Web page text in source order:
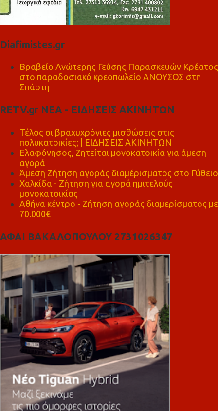
Diafimistes.gr
Βραβείο Ανώτερης Γεύσης Παρασκευών Κρέατος
στο παραδοσιακό κρεοπωλείο ΑΝΟΥΣΟΣ στη
Σπάρτη
RETV.gr ΝΕΑ - ΕΙΔΗΣΕΙΣ ΑΚΙΝΗΤΩΝ
Τέλος οι βραχυχρόνιες μισθώσεις στις
πολυκατοικίες; | ΕΙΔΗΣΕΙΣ ΑΚΙΝΗΤΩΝ
Ελαφόνησος, Ζητείται μονοκατοικία για άμεση
αγορά
Άμεση Ζήτηση αγοράς διαμέρισματος στο Γύθειο
Χαλκίδα - Ζήτηση για αγορά ημιτελούς
μονοκατοικίας
Αθήνα κέντρο - Ζήτηση αγοράς διαμερίσματος με
70.000€
ΑΦΑΙ ΒΑΚΑΛΟΠΟΥΛΟΥ 2731026347